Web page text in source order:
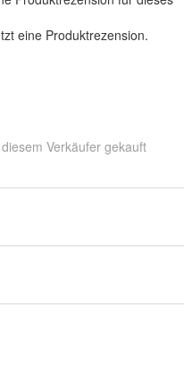
eine Produktrezension.
Verkäufer gekauft